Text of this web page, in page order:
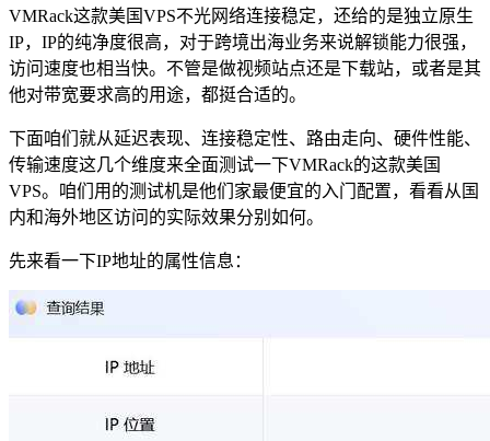
VMRack这款美国VPS不光网络连接稳定，还给的是独立原生
IP，IP的纯净度很高，对于跨境出海业务来说解锁能力很强，
访问速度也相当快。不管是做视频站点还是下载站，或者是其
他对带宽要求高的用途，都挺合适的。
下面咱们就从延迟表现、连接稳定性、路由走向、硬件性能、
传输速度这几个维度来全面测试一下VMRack的这款美国
VPS。咱们用的测试机是他们家最便宜的入门配置，看看从国
内和海外地区访问的实际效果分别如何。
先来看一下IP地址的属性信息：